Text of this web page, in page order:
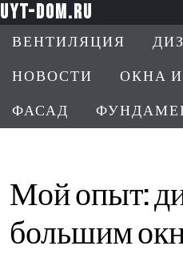
uyt-dom.ru
ВЕНТИЛЯЦИЯ
НОВОСТИ ОКНА
ФАСАД
Мой опыт:
большим